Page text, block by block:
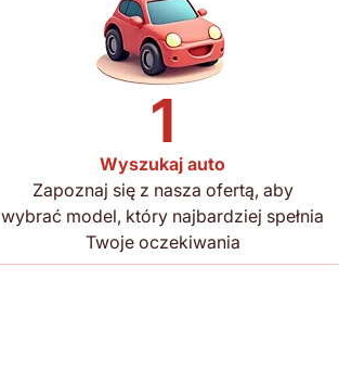
1
Wyszukaj auto
Zapoznaj się z nasza ofertą, aby
wybrać model, który najbardziej spełnia
Twoje oczekiwania